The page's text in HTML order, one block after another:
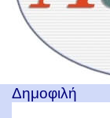
Δημοφιλή